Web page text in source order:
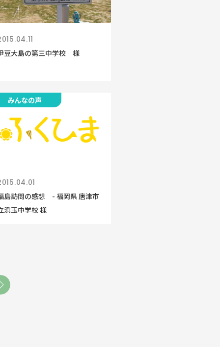
豆大島の第三中学校 様
みんなの声
島訪問の感想 - 福岡県 唐津市
浜玉中学校 様